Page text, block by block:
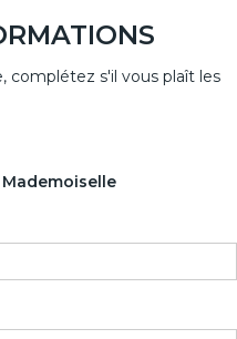
complétez s'il vous plaît les
Mademoiselle